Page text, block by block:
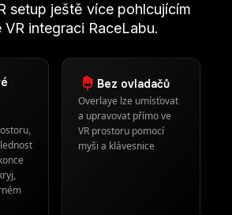
setup ještě více pohlcujícím
integraci RaceLabu.
Bez ovladačů
Overlaye lze umísťovat
a upravovat přímo ve
VR prostoru pomocí
myši a klávesnice